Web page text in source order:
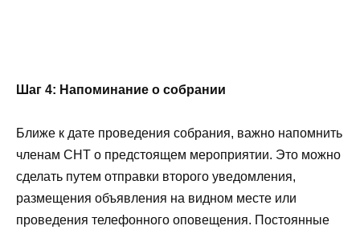
Шаг 4: Напоминание о собрании
Ближе к дате проведения собрания, важно напомнить
членам СНТ о предстоящем мероприятии. Это можно
сделать путем отправки второго уведомления,
размещения объявления на видном месте или
проведения телефонного оповещения. Постоянные